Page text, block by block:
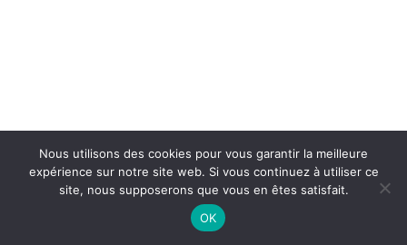
Nous utilisons des cookies pour vous garantir la meilleure
expérience sur notre site web. Si vous continuez à utiliser ce
site, nous supposerons que vous en êtes satisfait.
OK